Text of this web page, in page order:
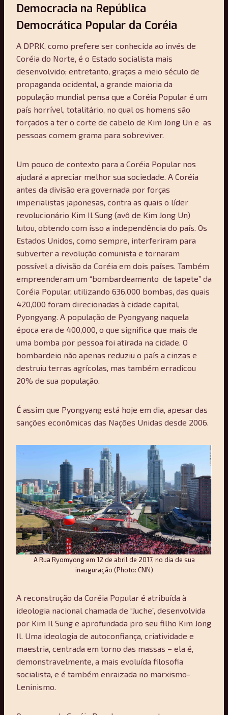
Democracia na República
Democrática Popular da Coréia
A DPRK, como prefere ser conhecida ao invés de
Coréia do Norte, é o Estado socialista mais
desenvolvido; entretanto, graças a meio século de
propaganda ocidental, a grande maioria da
população mundial pensa que a Coréia Popular é um
país horrível, totalitário, no qual os homens são
forçados a ter o corte de cabelo de Kim Jong Un e as
pessoas comem grama para sobreviver.
Um pouco de contexto para a Coréia Popular nos
ajudará a apreciar melhor sua sociedade. A Coréia
antes da divisão era governada por forças
imperialistas japonesas, contra as quais o líder
revolucionário Kim Il Sung (avô de Kim Jong Un)
lutou, obtendo com isso a independência do país. Os
Estados Unidos, como sempre, interferiram para
subverter a revolução comunista e tornaram
possível a divisão da Coréia em dois países. Também
empreenderam um “bombardeamento de tapete” da
Coréia Popular, utilizando 636,000 bombas, das quais
420,000 foram direcionadas à cidade capital,
Pyongyang. A população de Pyongyang naquela
época era de 400,000, o que significa que mais de
uma bomba por pessoa foi atirada na cidade. O
bombardeio não apenas reduziu o país a cinzas e
destruiu terras agrícolas, mas também erradicou
20% de sua população.
É assim que Pyongyang está hoje em dia, apesar das
sanções econômicas das Nações Unidas desde 2006.
A Rua Ryomyong em 12 de abril de 2017, no dia de sua
inauguração (Photo: CNN)
A reconstrução da Coréia Popular é atribuída à
ideologia nacional chamada de “Juche”, desenvolvida
por Kim Il Sung e aprofundada pro seu filho Kim Jong
Il. Uma ideologia de autoconfiança, criatividade e
maestria, centrada em torno das massas – ela é,
demonstravelmente, a mais evoluída filosofia
socialista, e é também enraizada no marxismo-
Leninismo.